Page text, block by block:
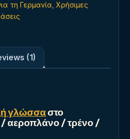
τη Γερμανία Χρήσιμες
(1)
γλώσσαστο
/ αεροπλάνο / τρένο /